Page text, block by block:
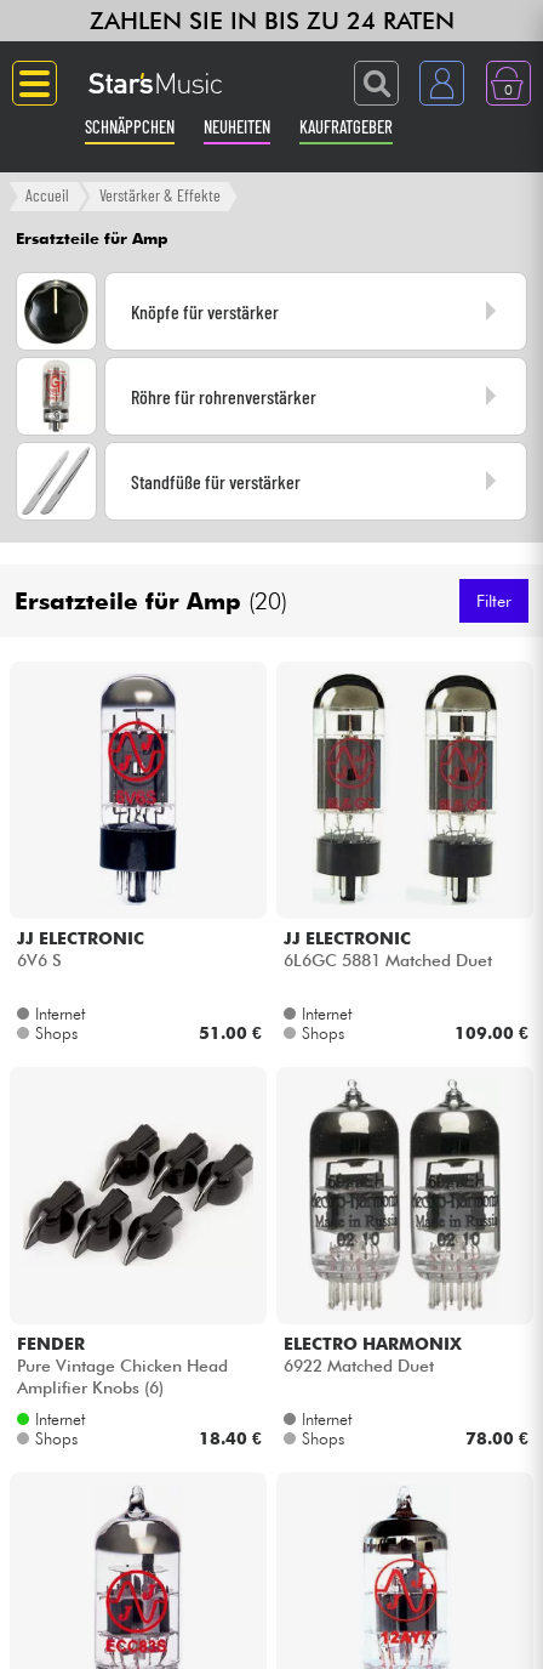
ZAHLEN SIE IN BIS ZU 24 RATEN
0
SCHNÄPPCHEN NEUHEITEN KAUFRATGEBER
Langue
Gitarre & Bass
Verstärker & Effekte
Synths & samplers
DJ
Live-Sound
Licht
Drums
Kabel & Zubehöre
HiFi
Accueil Verstärker & Effekte
Ersatzteile für Amp
Knöpfe für verstärker
Röhre für rohrenverstärker
Standfüße für verstärker
Ersatzteile für Amp (20) Filter
JJ ELECTRONIC
6V6 S
Internet
Shops
51.00 €
JJ ELECTRONIC
6L6GC 5881 Matched Duet
Internet
Shops
109.00 €
FENDER
Pure Vintage Chicken Head
Amplifier Knobs (6)
Internet
Shops
18.40 €
ELECTRO HARMONIX
6922 Matched Duet
Internet
Shops
78.00 €